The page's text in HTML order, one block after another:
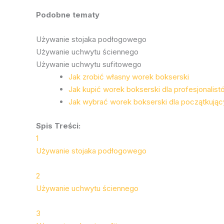
Podobne tematy
Używanie stojaka podłogowego
Używanie uchwytu ściennego
Używanie uchwytu sufitowego
Jak zrobić własny worek bokserski
Jak kupić worek bokserski dla
Jak wybrać worek bokserski dla
Spis Treści:
1
Używanie stojaka podłogowego
2
Używanie uchwytu ściennego
3